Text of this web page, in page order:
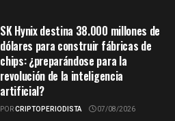
SK Hynix destina 38.000 millones de
dólares para construir fábricas de
chips: ¿preparándose para la
revolución de la inteligencia
artificial?
PORCRIPTOPERIODISTA 07/08/2026